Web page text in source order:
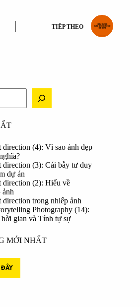
TIẾP THEO
(4): Vì sao ảnh đẹp
direction (3): Cái bẫy tư duy
dự án
direction (2): Hiểu về
ảnh
trong nhiếp ảnh
Photography (14):
gian và Tính tự sự
MỚI NHẤT
ĐÂY